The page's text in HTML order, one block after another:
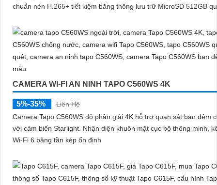
chuẩn nén H.265+ tiết kiệm băng thông lưu trữ MicroSD 512GB
CAMERA WI-FI AN NINH TAPO C560WS 4K
5%-35%
Liên Hệ
Camera Tapo C560WS độ phân giải 4K hỗ trợ quan sát ban đêm
với cảm biến Starlight. Nhận diện khuôn mặt cục bộ thông minh, kết nối
Wi-Fi 6 băng tần kép ổn định